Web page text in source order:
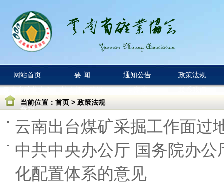
网站首页 要 闻 通知公告
政策法规
云南省矿业协会
章程
协会评估等级 专家库
联系我们
当前位置： 首页 > 政策法规
云南出台煤矿采掘工作面过
中共中央办公厅 国务院办
化配置体系的意见